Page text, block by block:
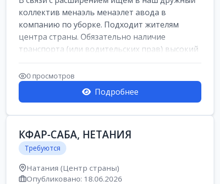
коллектив менаэль менаэлет авода в
компанию по уборке. Подходит жителям
центра страны. Обязательно наличие
транспорта (или водительских прав) высокий
уровень и...
0 просмотров
Подробнее
КФАР-САБА, НЕТАНИЯ
Требуются
Натания (Центр страны)
Опубликовано: 18.06.2026